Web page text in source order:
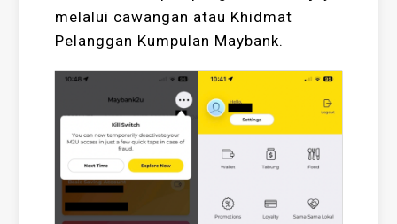
melalui cawangan atau Khidmat
Pelanggan Kumpulan Maybank.